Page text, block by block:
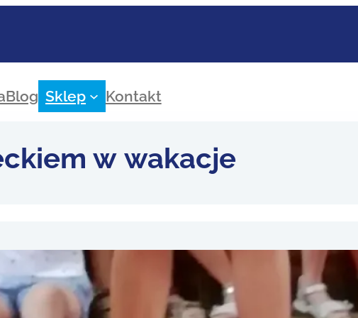
Blog Sklep Kontakt
w wakacje
wykorzystać ofertę instytucji kultury